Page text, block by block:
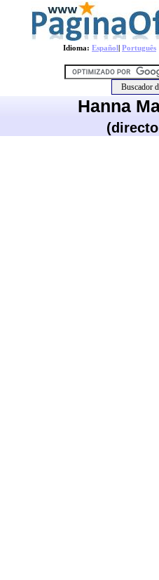
Idioma: Español| Português
Hanna